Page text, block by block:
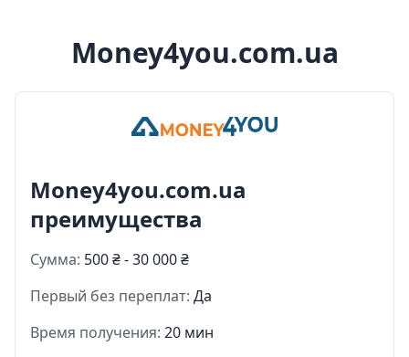
Money4you.com.ua
Money4you.com.ua
преимущества
Сумма: 500 ₴ - 30 000 ₴
Первый без переплат: Да
Время получения: 20 мин